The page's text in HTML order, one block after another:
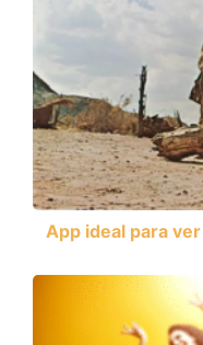
App ideal para